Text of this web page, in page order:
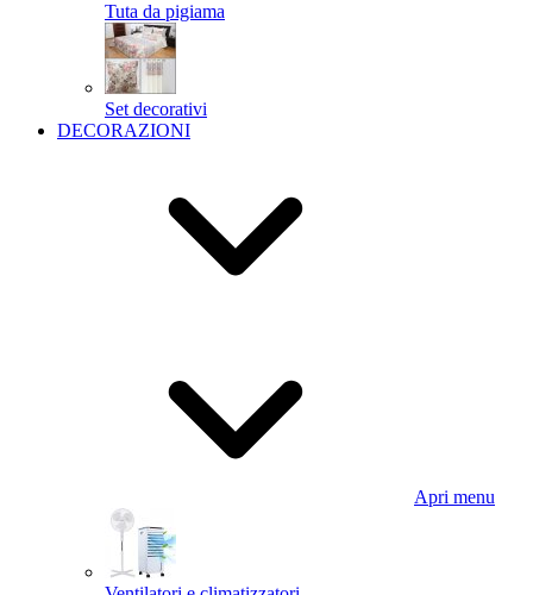
Tuta da pigiama
Set decorativi
DECORAZIONI
Apri menu